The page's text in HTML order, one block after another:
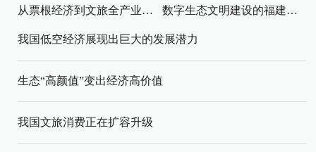
从票根经济到文旅全产业链升级 数字生态文明建设的福建路径与启示
我国低空经济展现出巨大的发展潜力
生态“高颜值”变出经济高价值
我国文旅消费正在扩容升级